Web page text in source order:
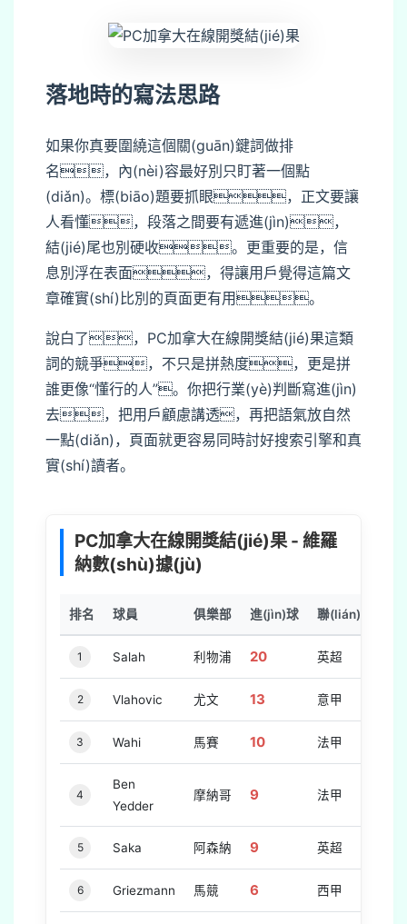
落地時的寫法思路
如果你真要圍繞這個關(guān)鍵詞做排
名，內(nèi)容最好別只盯著一個點
(diǎn)。標(biāo)題要抓眼，正文要讓
人看懂，段落之間要有遞進(jìn)，
結(jié)尾也別硬收。更重要的是，信
息別浮在表面，得讓用戶覺得這篇文
章確實(shí)比別的頁面更有用。
說白了，PC加拿大在線開獎結(jié)果這類
詞的競爭，不只是拼熱度，更是拼
誰更像“懂行的人”。你把行業(yè)判斷寫進(jìn)
去，把用戶顧慮講透，再把語氣放自然
一點(diǎn)，頁面就更容易同時討好搜索引擎和真
實(shí)讀者。
PC加拿大在線開獎結(jié)果 - 維羅
納數(shù)據(jù)
排名 球員 俱樂部 進(jìn)球 聯(lián)賽
1 Salah 利物浦 20 英超
2 Vlahovic 尤文 13 意甲
3 Wahi 馬賽 10 法甲
4
Ben
Yedder
摩納哥 9 法甲
5 Saka 阿森納 9 英超
6 Griezmann 馬競 6 西甲